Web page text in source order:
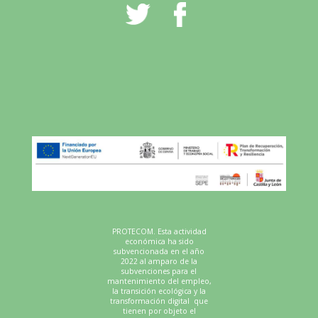
FACEBOOK
PROTECOM. Esta actividad
económica ha sido
subvencionada en el año
2022 al amparo de la
subvenciones para el
mantenimiento del empleo,
la transición ecológica y la
transformación digital que
tienen por objeto el